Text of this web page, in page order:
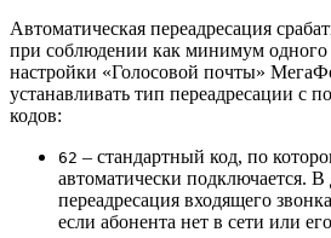
Автоматическая переадресация
при соблюдении как минимум
настройки «Голосовой почты»
устанавливать тип переадресации с
кодов:
62 – стандартный код, по
автоматически подключается. В
переадресация входящего
если абонента нет в сети или